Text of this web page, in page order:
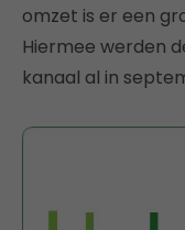
omzet is er een
Hiermee werden
kanaal al in